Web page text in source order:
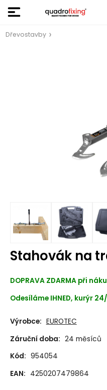
Dřevostavby
Stahovák na
DOPRAVA ZDARMA při
Odesíláme IHNED, kurýr
Výrobce: EUROTEC
Záruční doba: 24 měsíců
Kód: 954054
EAN: 4250207479864